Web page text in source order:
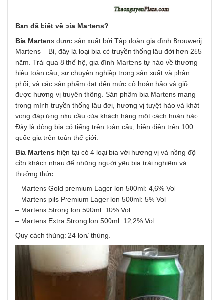
Bạn đã biết về bia Martens?
Bia Martens được sản xuất bởi Tập đoàn gia đình Brouwerij
Martens – Bỉ, đây là loại bia có truyền thống lâu đời hơn 255
năm. Trải qua 8 thế hệ, gia đình Martens tự hào về thương
hiệu toàn cầu, sự chuyên nghiệp trong sản xuất và phân
phối, và các sản phẩm đạt đến mức độ hoàn hảo và giữ
được hương vị truyền thống. Sản phẩm bia Martens mang
trong mình truyền thống lâu đời, hương vị tuyệt hảo và khát
vọng đáp ứng nhu cầu của khách hàng một cách hoàn hảo.
Đây là dòng bia có tiếng trên toàn cầu, hiện diện trên 100
quốc gia trên toàn thế giới.
Bia Martens hiện tại có 4 loại bia với hương vị và nồng độ
cồn khách nhau để những người yêu bia trải nghiệm và
thưởng thức:
– Martens Gold premium Lager lon 500ml: 4,6% Vol
– Martens pils Premium Lager lon 500ml: 5% Vol
– Martens Strong lon 500ml: 10% Vol
– Martens Extra Strong lon 500ml: 12,2% Vol
Quy cách thùng: 24 lon/ thùng.